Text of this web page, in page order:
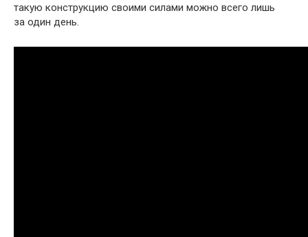
такую конструкцию своими силами можно всего лишь
за один день.